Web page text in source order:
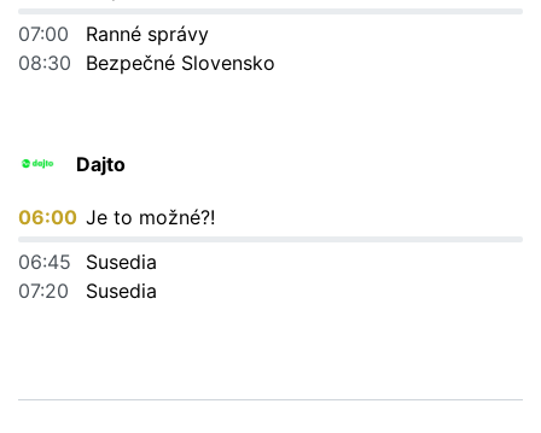
07:00
Ranné správy
08:30
Bezpečné Slovensko
Dajto
06:00 Je to možné?!
06:45
Susedia
07:20
Susedia